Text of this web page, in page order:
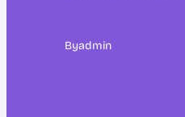
Byadmin